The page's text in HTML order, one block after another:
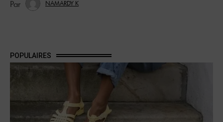
NAMARDY K
POPULAIRES